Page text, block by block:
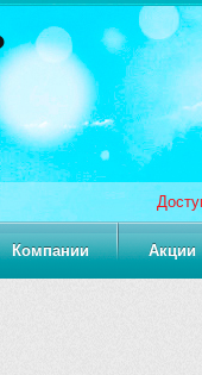
Компании Акции